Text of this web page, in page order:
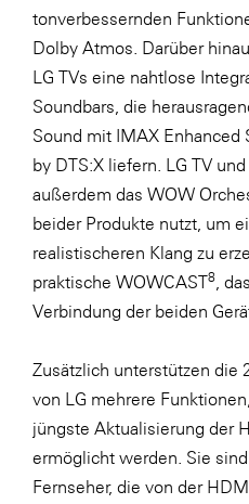
tonverbessernden
Dolby Atmos. Darüber
LG TVs eine nahtlose
Soundbars, die
Sound mit IMAX Enhanced
by DTS:X liefern. LG TV
außerdem das WOW
beider Produkte nutzt, um
realistischeren Klang zu
praktische WOWCAST8 ,
Verbindung der beiden
Zusätzlich unterstützen die
von LG mehrere
jüngste Aktualisierung der
ermöglicht werden. Sie
Fernseher, die von der